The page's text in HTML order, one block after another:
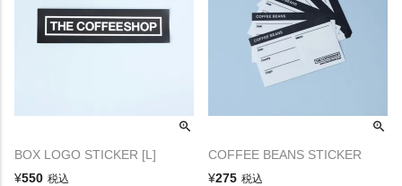
BOX LOGO STICKER [L]
¥550 税込
COFFEE BEANS STICKER
¥275 税込